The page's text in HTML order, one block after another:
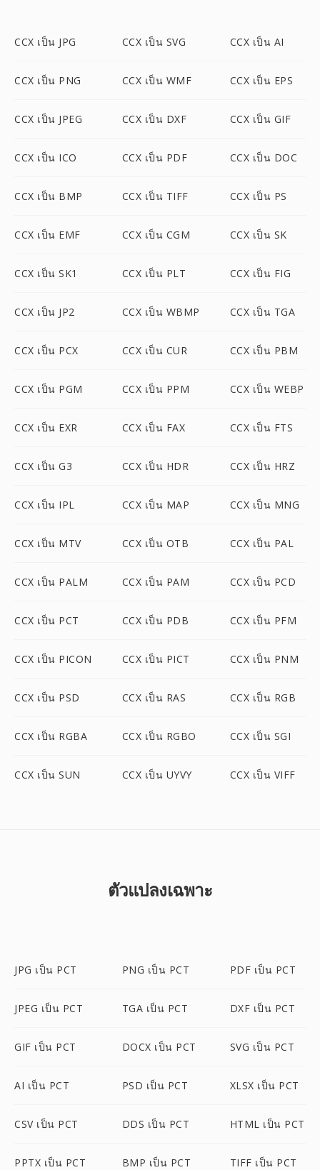
CCX เป็น JPG CCX เป็น SVG CCX เป็น AI
CCX เป็น PNG CCX เป็น WMF CCX เป็น EPS
CCX เป็น JPEG CCX เป็น DXF CCX เป็น GIF
CCX เป็น ICO CCX เป็น PDF CCX เป็น DOC
CCX เป็น BMP CCX เป็น TIFF CCX เป็น PS
CCX เป็น EMF CCX เป็น CGM CCX เป็น SK
CCX เป็น SK1 CCX เป็น PLT CCX เป็น FIG
CCX เป็น JP2 CCX เป็น WBMP CCX เป็น TGA
CCX เป็น PCX CCX เป็น CUR CCX เป็น PBM
CCX เป็น PGM CCX เป็น PPM CCX เป็น WEBP
CCX เป็น EXR CCX เป็น FAX CCX เป็น FTS
CCX เป็น G3 CCX เป็น HDR CCX เป็น HRZ
CCX เป็น IPL CCX เป็น MAP CCX เป็น MNG
CCX เป็น MTV CCX เป็น OTB CCX เป็น PAL
CCX เป็น PALM CCX เป็น PAM CCX เป็น PCD
CCX เป็น PCT CCX เป็น PDB CCX เป็น PFM
CCX เป็น PICON CCX เป็น PICT CCX เป็น PNM
CCX เป็น PSD CCX เป็น RAS CCX เป็น RGB
CCX เป็น RGBA CCX เป็น RGBO CCX เป็น SGI
CCX เป็น SUN CCX เป็น UYVY CCX เป็น VIFF
ตัวแปลงเฉพาะ
JPG เป็น PCT PNG เป็น PCT PDF เป็น PCT
JPEG เป็น PCT TGA เป็น PCT DXF เป็น PCT
GIF เป็น PCT DOCX เป็น PCT SVG เป็น PCT
AI เป็น PCT PSD เป็น PCT XLSX เป็น PCT
CSV เป็น PCT DDS เป็น PCT HTML เป็น PCT
PPTX เป็น PCT BMP เป็น PCT TIFF เป็น PCT